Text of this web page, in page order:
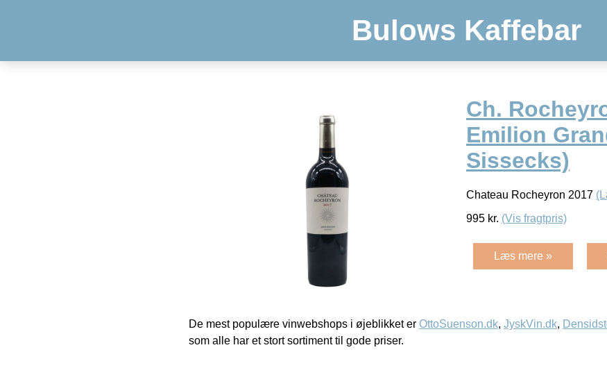
Bulows Kaffebar
Ch.
Emilion
Sissecks)
Chateau Rocheyron 2017
995 kr. (Vis fragtpris)
Læs mere »
De mest populære vinwebshops i øjeblikket er OttoSuenson.dk, JyskVin.dk,
som alle har et stort sortiment til gode priser.